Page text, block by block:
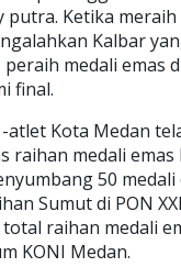
putra. Ketika meraih
Kalbar
medali emas
final.
atlet Kota Medan
raihan medali
50
Sumut di PON
raihan medali
KONI Medan.